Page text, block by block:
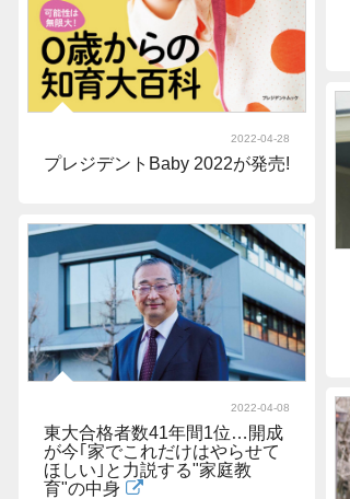
2022-04-28
プレジデントBaby 2022が発売!
2022-04-08
東大合格者数41年間1位…開成
が今｢家でこれだけはやらせて
ほしい｣と力説する"家庭教
育"の中身